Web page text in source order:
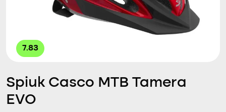
7.83
Spiuk Casco MTB Tamera
EVO